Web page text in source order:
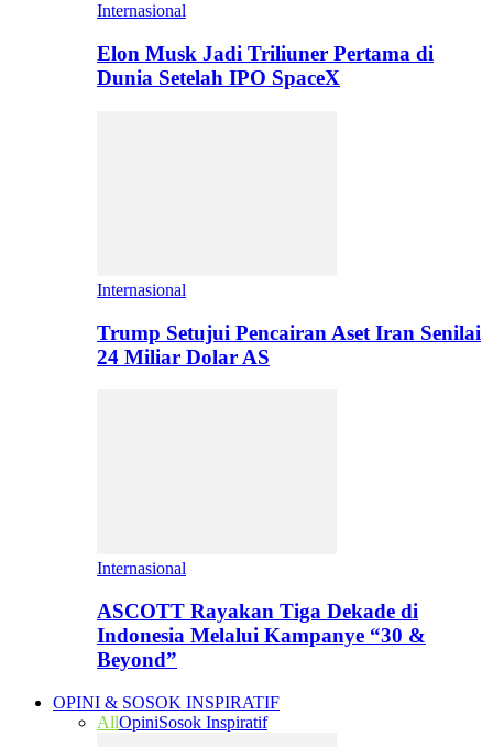
Internasional
Elon Musk Jadi Triliuner Pertama di
Dunia Setelah IPO SpaceX
Internasional
Trump Setujui Pencairan Aset Iran Senilai
24 Miliar Dolar AS
Internasional
ASCOTT Rayakan Tiga Dekade di
Indonesia Melalui Kampanye “30 &
Beyond”
OPINI & SOSOK INSPIRATIF
AllOpiniSosok Inspiratif